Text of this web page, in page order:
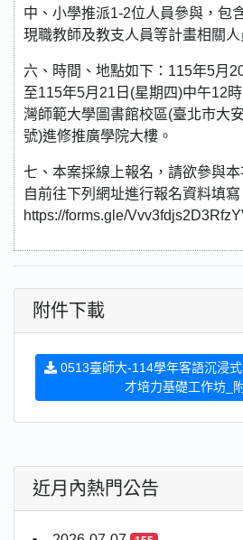
中、小學推派1-2位人員參與，包
現職教師及教支人員等計畫相關人
六、時間、地點如下：115年5月
至115年5月21日(星期四)中午12
灣師範大學圖書館校區(臺北市大
號)進修推廣學院大樓。
七、本案採線上報名，請欲參與
自前往下列網址進行報名資料填寫
https://forms.gle/
附件下載
0513臺師大-114學年客語沉浸
才培力基礎工作坊_
近月內熱門公告